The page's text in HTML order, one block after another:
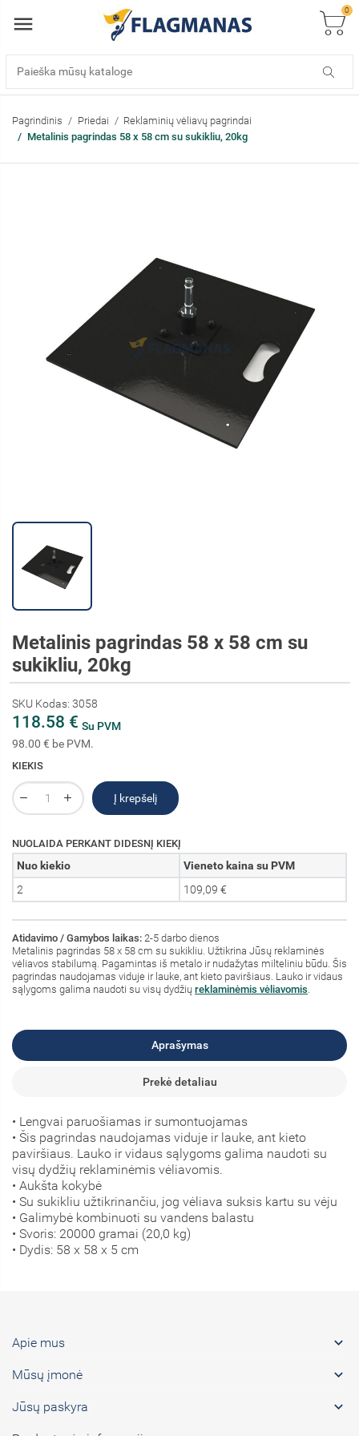
0
Pagrindinis Priedai
Reklaminių vėliavų pagrindai
Metalinis pagrindas 58 x 58 cm su sukikliu, 20kg
Metalinis pagrindas 58 x 58 cm su
sukikliu, 20kg
SKU Kodas: 3058
118.58 € Su PVM
98.00 € be PVM.
KIEKIS
Į krepšelį
NUOLAIDA PERKANT DIDESNĮ KIEKĮ
Nuo kiekio
Vieneto kaina su PVM
2
109,09 €
Atidavimo / Gamybos laikas: 2-5 darbo dienos
Metalinis pagrindas 58 x 58 cm su sukikliu. Užtikrina Jūsų reklaminės
vėliavos stabilumą. Pagamintas iš metalo ir nudažytas milteliniu būdu. Šis
pagrindas naudojamas viduje ir lauke, ant kieto paviršiaus. Lauko ir vidaus
sąlygoms galima naudoti su visų dydžių reklaminėmis vėliavomis.
Aprašymas
Prekė detaliau
• Lengvai paruošiamas ir sumontuojamas
• Šis pagrindas naudojamas viduje ir lauke, ant kieto
paviršiaus. Lauko ir vidaus sąlygoms galima naudoti su
visų dydžių reklaminėmis vėliavomis.
• Aukšta kokybė
• Su sukikliu užtikrinančiu, jog vėliava suksis kartu su vėju
• Galimybė kombinuoti su vandens balastu
• Svoris: 20000 gramai (20,0 kg)
• Dydis: 58 x 58 x 5 cm
Apie mus 
Mūsų įmonė 
Jūsų paskyra 